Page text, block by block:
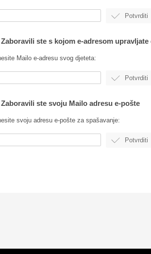
Zaboravili ste s kojom e-adresom
Mailo e-adresu svog djeteta:
Zaboravili ste svoju Mailo adresu e-pošte
svoju adresu e-pošte za spašavanje: